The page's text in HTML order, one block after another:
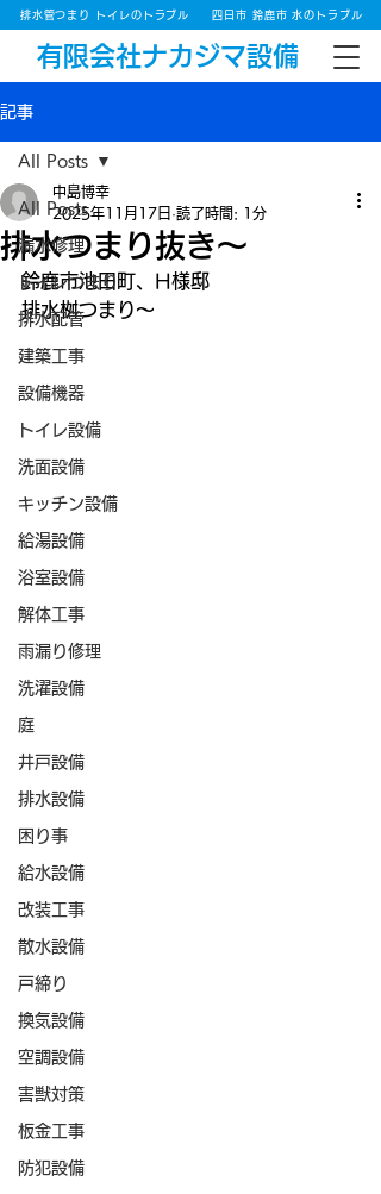
有限会社ナカジマ設備
排水管つまり トイレのトラブル 四日市 鈴鹿市 水のトラブル
記事
All Posts
漏水修理
トイレつまり
排水配管
建築工事
設備機器
トイレ設備
洗面設備
キッチン設備
給湯設備
浴室設備
解体工事
雨漏り修理
洗濯設備
庭
井戸設備
排水設備
困り事
給水設備
改装工事
散水設備
戸締り
換気設備
空調設備
害獣対策
板金工事
防犯設備
All Posts
排水つまり抜き～
中島博幸
2025年11月17日 読了時間: 1分
鈴鹿市池田町、H様邸
排水桝つまり～